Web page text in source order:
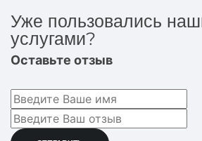
Уже пользовались
услугами?
Оставьте отзыв